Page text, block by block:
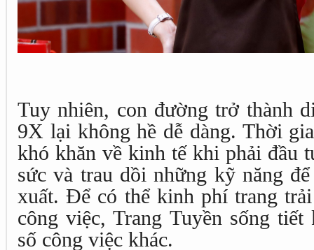
Tuy nhiên, con đường trở thành
9X lại không hề dễ dàng. Thời
khó khăn về kinh tế khi phải đầu
sức và trau dồi những kỹ năng
xuất. Để có thể kinh phí trang
công việc, Trang Tuyền sống
số công việc khác.